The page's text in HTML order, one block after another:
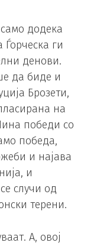
додека
ги
денови.
да биде и
Брозети,
на
победи со
победа,
и најава
и
случи од
терени.
А, овој